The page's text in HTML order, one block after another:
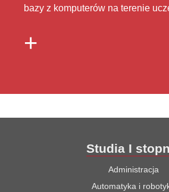
bazy z komputerów na terenie
+
Studia I
Administracja
Automatyka i